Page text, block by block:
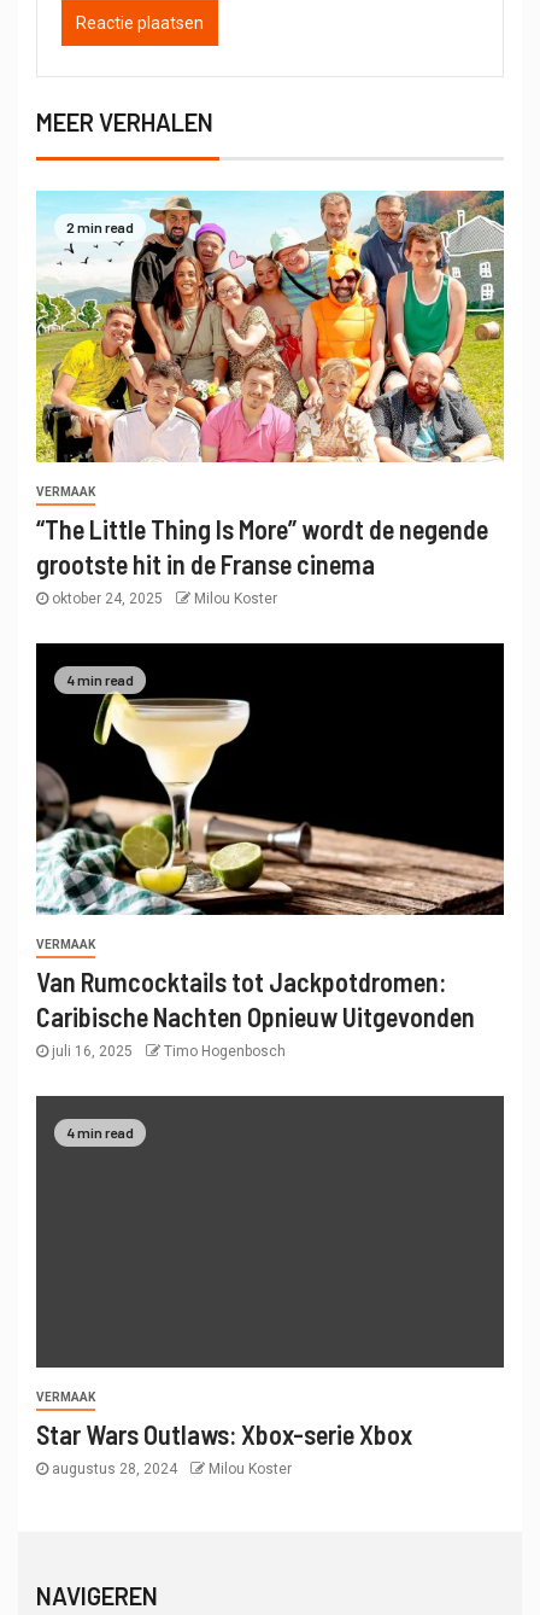
MEER VERHALEN
2 min read
VERMAAK
“The Little Thing Is More” wordt de negende
grootste hit in de Franse cinema
oktober 24, 2025 Milou Koster
4 min read
VERMAAK
Van Rumcocktails tot Jackpotdromen:
Caribische Nachten Opnieuw Uitgevonden
juli 16, 2025 Timo Hogenbosch
4 min read
VERMAAK
Star Wars Outlaws: Xbox-serie Xbox
augustus 28, 2024 Milou Koster
NAVIGEREN